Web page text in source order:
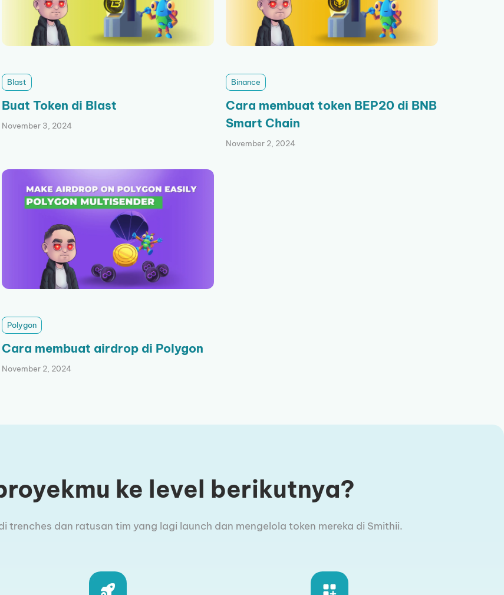
Blast
Buat Token di Blast
November 3, 2024
Binance
Cara membuat token BEP20 di BNB
Smart Chain
November 2, 2024
Polygon
Cara membuat airdrop di Polygon
November 2, 2024
ke level berikutnya?
trenches dan ratusan tim yang lagi launch dan mengelola token mereka di Smithii.